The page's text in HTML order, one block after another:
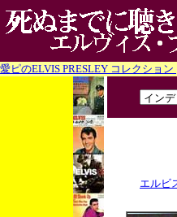
愛ピのELVIS PRESLEY コレクション
エルビ